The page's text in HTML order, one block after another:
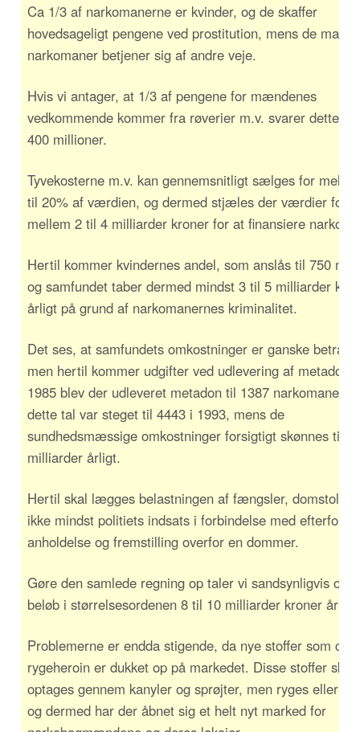
Ca 1/3 af narkomanerne er kvinder, og de skaffer
hovedsageligt pengene ved prostitution, mens de
narkomaner betjener sig af andre veje.
Hvis vi antager, at 1/3 af pengene for mændenes
vedkommende kommer fra røverier m.v. svarer dette
400 millioner.
Tyvekosterne m.v. kan gennemsnitligt sælges for
til 20% af værdien, og dermed stjæles der værdier for
mellem 2 til 4 milliarder kroner for at finansiere
Hertil kommer kvindernes andel, som anslås til 750
og samfundet taber dermed mindst 3 til 5 milliarder
årligt på grund af narkomanernes kriminalitet.
Det ses, at samfundets omkostninger er ganske
men hertil kommer udgifter ved udlevering af metadon.
1985 blev der udleveret metadon til 1387 narkomaner,
dette tal var steget til 4443 i 1993, mens de
sundhedsmæssige omkostninger forsigtigt skønnes til 3
milliarder årligt.
Hertil skal lægges belastningen af fængsler, domstole
ikke mindst politiets indsats i forbindelse med
anholdelse og fremstilling overfor en dommer.
Gøre den samlede regning op taler vi sandsynligvis om
beløb i størrelsesordenen 8 til 10 milliarder kroner årligt.
Problemerne er endda stigende, da nye stoffer som
rygeheroin er dukket op på markedet. Disse stoffer skal
optages gennem kanyler og sprøjter, men ryges eller
og dermed har der åbnet sig et helt nyt marked for